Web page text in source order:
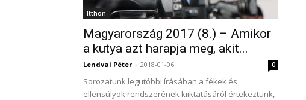
Itthon
Magyarország 2017 (8.) – Amikor
a kutya azt harapja meg, akit...
Lendvai Péter - 2018-01-06 0
Sorozatunk legutóbbi írásában a fékek és
ellensúlyok rendszerének kiiktatásáról értekeztünk,